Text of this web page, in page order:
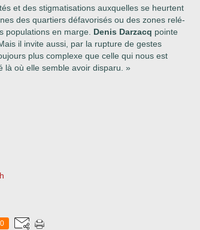
et des stigmatisations auxquelles se heurtent
des quartiers défavorisés ou des zones relé-
populations en marge. Denis Darzacq pointe
il invite aussi, par la rupture de gestes
plus complexe que celle qui nous est
là où elle semble avoir disparu. »
0